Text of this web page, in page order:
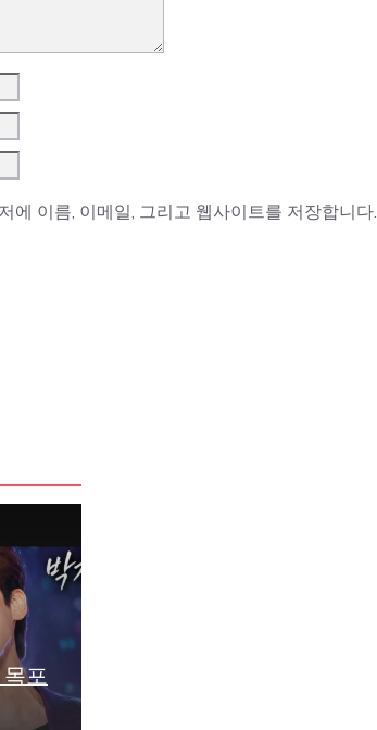
에 이름, 이메일, 그리고 웹사이트를 저장합니다.
포